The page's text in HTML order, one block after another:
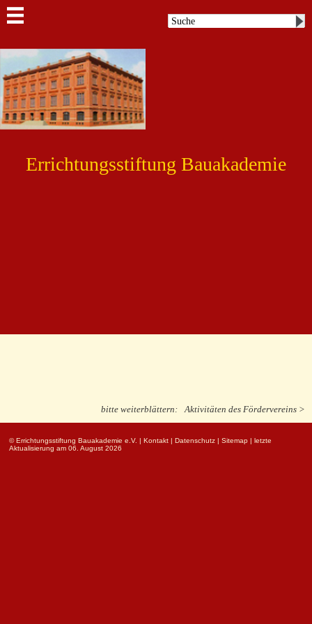
Errichtungsstiftung Bauakademie
Aktivitäten des Fördervereins >
bitte weiterblättern:
© Errichtungsstiftung Bauakademie e.V. | Kontakt | Datenschutz | Sitemap | letzte
Aktualisierung am 06. August 2026